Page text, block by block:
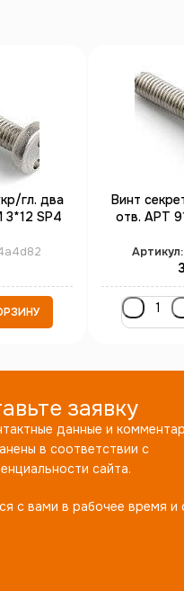
гл. два
3*12 SP4
Винт
отв. АРТ
Артикул:
заявку
данные и
в соответствии с
сайта.
с вами в рабочее время и